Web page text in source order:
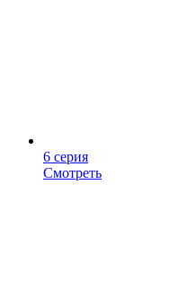
6 серия
Смотреть